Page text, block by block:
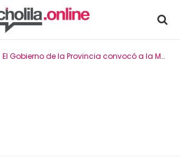
El Gobierno de la Provincia convocó a la Mesa de Unidad Sindical